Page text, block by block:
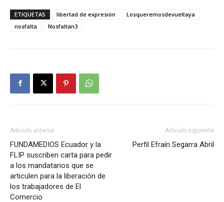
ETIQUETAS libertad de expresión
Losqueremosdevueltaya
nosfalta
Nosfaltan3
Artículo anterior
FUNDAMEDIOS Ecuador y la
FLIP suscriben carta para pedir
a los mandatarios que se
articulen para la liberación de
los trabajadores de El
Comercio
Artículo siguiente
Perfil Efraín Segarra Abril